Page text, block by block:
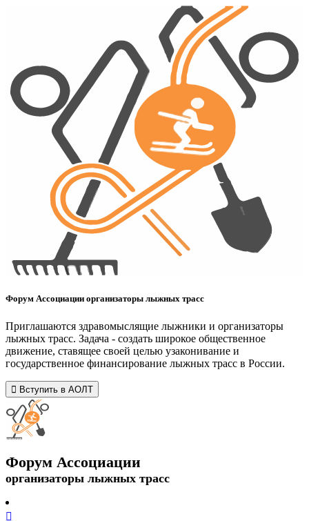
Форум Ассоциации организаторы лыжных трасс
Приглашаются здравомыслящие лыжники и организаторы
лыжных трасс. Задача - создать широкое общественное
движение, ставящее своей целью узаконивание и
государственное финансирование лыжных трасс в России.
Вступить в АОЛТ
Форум Ассоциации
организаторы лыжных трасс